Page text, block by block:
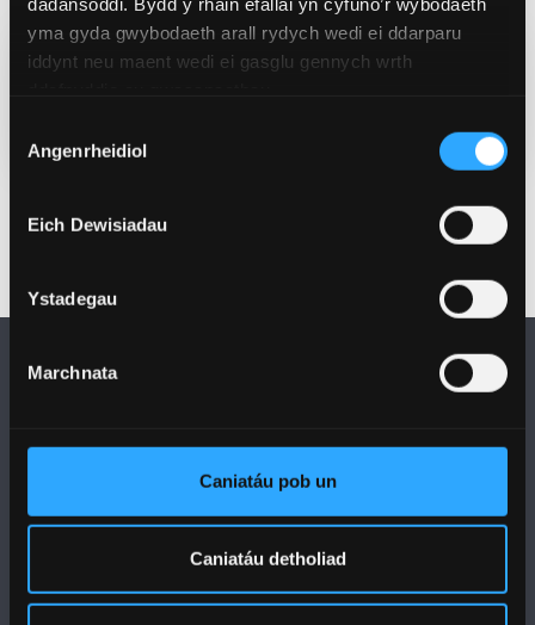
yma gyda gwybodaeth arall rydych wedi ei ddarparu
iddynt neu maent wedi ei gasglu gennych wrth
Caniatâd
Angenrheidiol
Eich Dewisiadau
Ystadegau
Marchnata
Caniatáu pob un
Caniatáu detholiad